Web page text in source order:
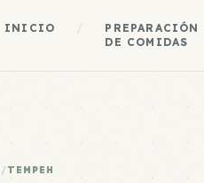
INICIO
PREPARACIÓN
DE COMIDAS
/TEMPEH